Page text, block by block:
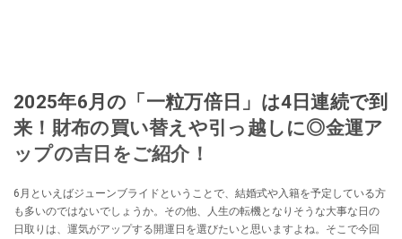
2025年6月の「一粒万倍日」は4日連続で到
来！財布の買い替えや引っ越しに◎金運ア
ップの吉日をご紹介！
6月といえばジューンブライドということで、結婚式や入籍を予定している方
も多いのではないでしょうか。その他、人生の転機となりそうな大事な日の
日取りは、運気がアップする開運日を選びたいと思いますよね。そこで今回